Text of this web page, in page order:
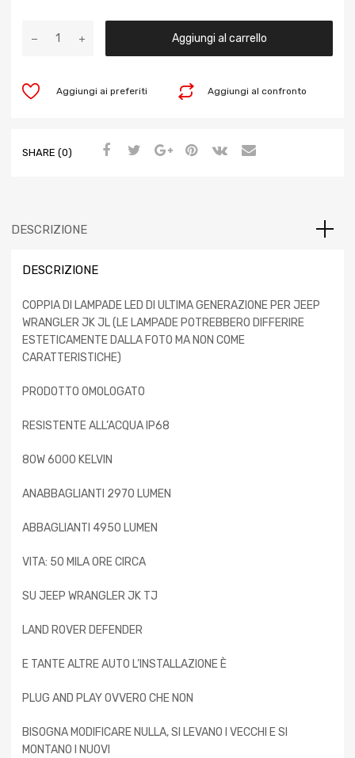
Aggiungi al carrello
Aggiungi al confronto
Aggiungi ai preferiti
SHARE (0)
DESCRIZIONE
DESCRIZIONE
COPPIA DI LAMPADE LED DI ULTIMA GENERAZIONE PER JEEP
WRANGLER JK JL (LE LAMPADE POTREBBERO DIFFERIRE
ESTETICAMENTE DALLA FOTO MA NON COME
CARATTERISTICHE)
PRODOTTO OMOLOGATO
RESISTENTE ALL’ACQUA IP68
80W 6000 KELVIN
ANABBAGLIANTI 2970 LUMEN
ABBAGLIANTI 4950 LUMEN
VITA: 50 MILA ORE CIRCA
SU JEEP WRANGLER JK TJ
LAND ROVER DEFENDER
E TANTE ALTRE AUTO L’INSTALLAZIONE È
PLUG AND PLAY OVVERO CHE NON
BISOGNA MODIFICARE NULLA, SI LEVANO I VECCHI E SI
MONTANO I NUOVI